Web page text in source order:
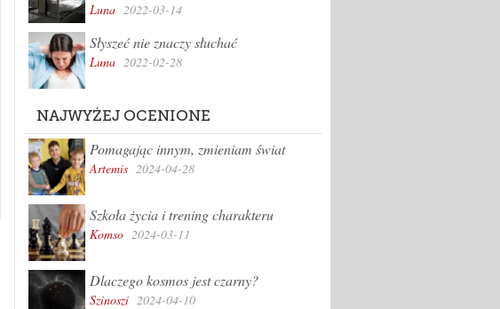
Luna 2022-03-14
Słyszeć nie znaczy słuchać
Luna 2022-02-28
NAJWYŻEJ OCENIONE
Pomagając innym, zmieniam świat
Artemis 2024-04-28
Szkoła życia i trening charakteru
Komso 2024-03-11
Dlaczego kosmos jest czarny?
Szinoszi 2024-04-10